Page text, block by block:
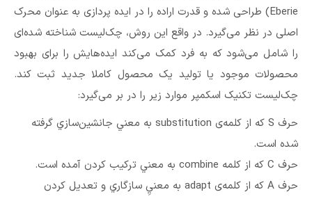
Eberie) طراحی شده و قدرت اراده را در ایده پردازی به عنوان محرک
اصلی در نظر می‌گیرد. در واقع این روش،‌ چک‌لیست شناخته شده‌ای
را شامل می‌شود که به فرد کمک می‌کند ایده‌هایش را برای بهبود
محصولات موجود یا تولید یک محصول کاملا جدید ثبت کند.
چک‌لیست تکنیک اسکمپر موارد زیر را در بر می‌گیرد:‌
حرف S که از كلمه‌ی substitution به معني جانشين‌سازي گرفته
شده است.
حرف C که از كلمه combine به معني تركيب كردن آمده است.
حرف A که از كلمه‌ی adapt به معنيِ سازگاري و تعديل كردن